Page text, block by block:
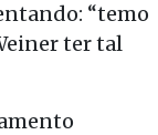
“temo
ter tal